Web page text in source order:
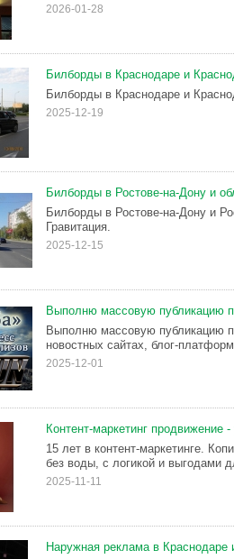
2026-01-28
Билборды в Краснодаре и
Билборды в Краснодаре и
2025-12-19
Билборды в Ростове-на-Дону и
Билборды в Ростове-на-Дону и
Гравитация.
2025-12-15
Выполню массовую публикацию
Выполню массовую публикацию
новостных сайтах, блог-
2025-12-01
Контент-маркетинг продвижение
15 лет в контент-маркетинге.
без воды, с логикой и выгодами
2025-11-11
Наружная реклама в